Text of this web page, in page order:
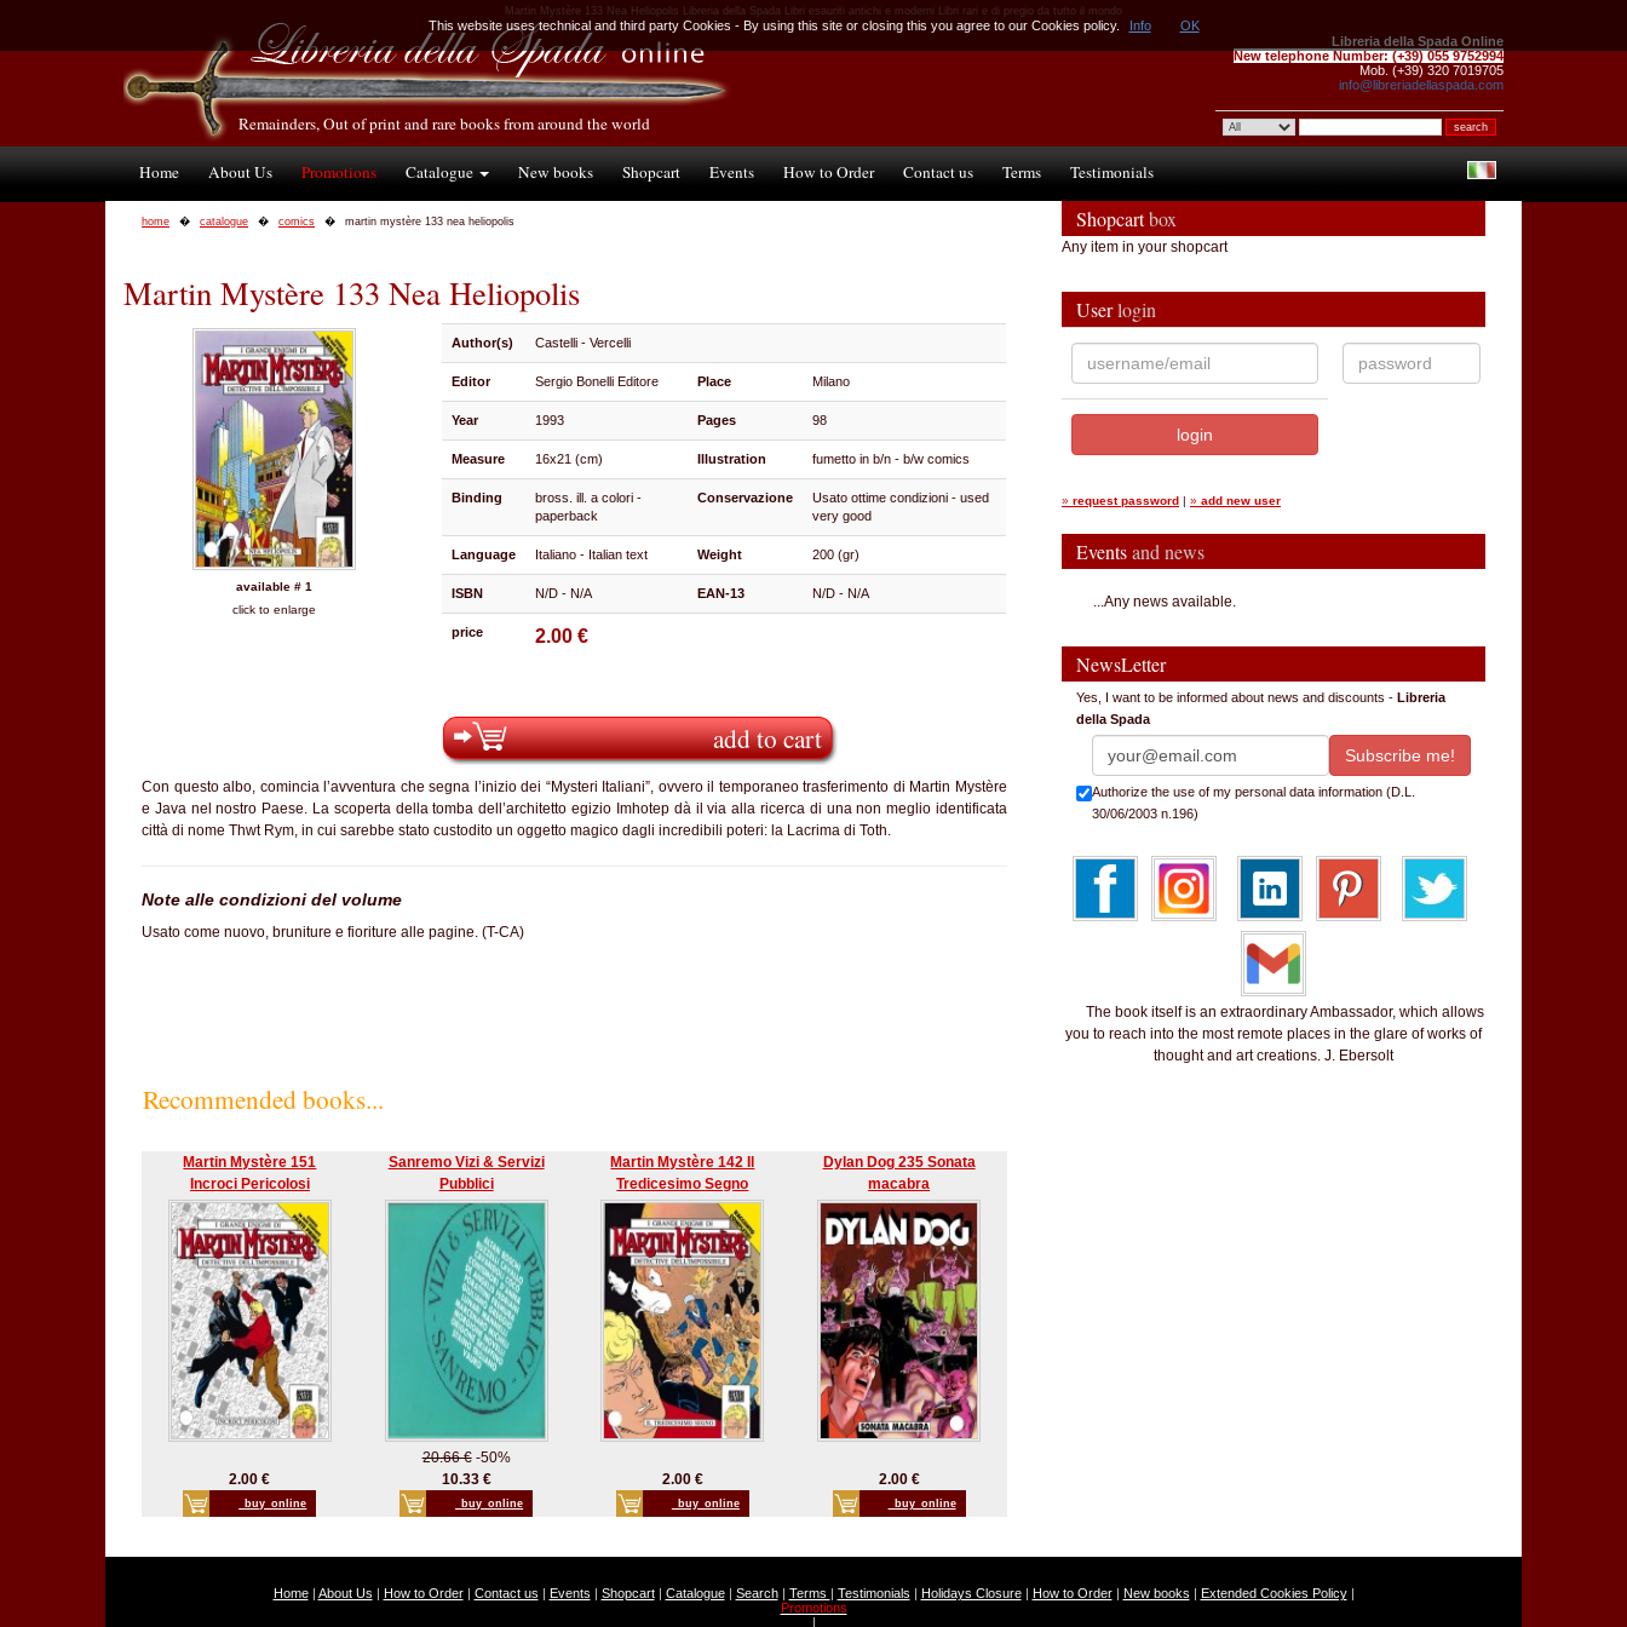
Martin Mystère 133 Nea Heliopolis Libreria della Spada Libri esauriti antichi e moderni Libri rari e di pregio da tutto il mondo
Libreria della Spada Online
New telephone Number:(+39) 055 9752994
Mob. (+39) 320 7019705
info@libreriadellaspada.com
Remainders, Out of print and rare books from around the world
Home About Us Promotions Catalogue New books Shopcart Events How to Order Contact us Terms Testimonials
home catalogue comics martin mystère 133 nea heliopolis
Martin Mystère 133 Nea Heliopolis
available # 1
click to enlarge
Author(s) Castelli - Vercelli
Editor Sergio Bonelli Editore Place Milano
Year 1993 Pages 98
Measure 16x21 (cm) Illustration fumetto in b/n - b/w comics
Binding
bross. ill. a colori -
paperback
Conservazione
Usato ottime condizioni - used
very good
Language Italiano - Italian text Weight 200 (gr)
ISBN N/D - N/A EAN-13 N/D - N/A
price 2.00 €
add to cart
Con questo albo, comincia l’avventura che segna l’inizio dei “Mysteri Italiani”, ovvero il temporaneo trasferimento di Martin Mystère
e Java nel nostro Paese. La scoperta della tomba dell’architetto egizio Imhotep dà il via alla ricerca di una non meglio identificata
città di nome Thwt Rym, in cui sarebbe stato custodito un oggetto magico dagli incredibili poteri: la Lacrima di Toth.
Note alle condizioni del volume
Usato come nuovo, bruniture e fioriture alle pagine. (T-CA)
Recommended books...
Martin Mystère 151
Incroci Pericolosi
2.00 €
_buy_online
Sanremo Vizi & Servizi
Pubblici
20.66 €-50%
10.33 €
_buy_online
Martin Mystère 142 Il
Tredicesimo Segno
2.00 €
_buy_online
Dylan Dog 235 Sonata
macabra
2.00 €
_buy_online
Shopcartbox
Any item in your shopcart
Userlogin
» request password | » add new user
Eventsand news
...Any news available.
NewsLetter
Yes, I want to be informed about news and discounts - Libreria
della Spada
Authorize the use of my personal data information (D.L.
30/06/2003 n.196)
The book itself is an extraordinary Ambassador, which allows
you to reach into the most remote places in the glare of works of
thought and art creations. J. Ebersolt
Home| About Us | How to Order| Contact us | Events | Shopcart| Catalogue| Search| Terms | Testimonials | Holidays Closure| How to Order| New books | Extended Cookies Policy|
Promotions
|
This website uses technical and third party Cookies - By using this site or closing this you agree to our Cookies policy. Info OK